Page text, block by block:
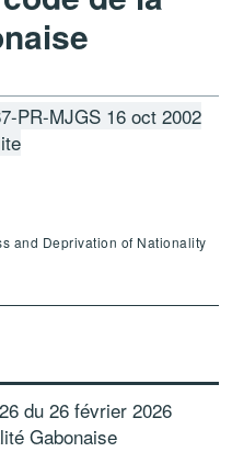
PR-MJGS 16 oct 2002
and Deprivation of Nationality
du 26 février 2026
Gabonaise